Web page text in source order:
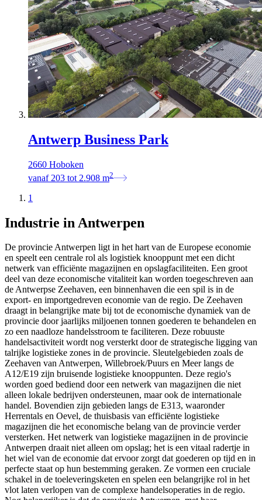
Antwerp Business Park
2660 Hoboken
vanaf 203 tot 2.908 m2
1
Industrie in Antwerpen
De provincie Antwerpen ligt in het hart van de Europese economie
en speelt een centrale rol als logistiek knooppunt met een dicht
netwerk van efficiënte magazijnen en opslagfaciliteiten. Een groot
deel van deze economische vitaliteit kan worden toegeschreven aan
de Antwerpse Zeehaven, een binnenhaven die een spil is in de
export- en importgedreven economie van de regio. De Zeehaven
draagt in belangrijke mate bij tot de economische dynamiek van de
provincie door jaarlijks miljoenen tonnen goederen te behandelen en
zo een naadloze handelsstroom te faciliteren. Deze robuuste
handelsactiviteit wordt nog versterkt door de strategische ligging van
talrijke logistieke zones in de provincie. Sleutelgebieden zoals de
Zeehaven van Antwerpen, Willebroek/Puurs en Meer langs de
A12/E19 zijn bruisende logistieke knooppunten. Deze regio's
worden goed bediend door een netwerk van magazijnen die niet
alleen lokale bedrijven ondersteunen, maar ook de internationale
handel. Bovendien zijn gebieden langs de E313, waaronder
Herrentals en Oevel, de thuisbasis van efficiënte logistieke
magazijnen die het economische belang van de provincie verder
versterken. Het netwerk van logistieke magazijnen in de provincie
Antwerpen draait niet alleen om opslag; het is een vitaal radertje in
het wiel van de economie dat ervoor zorgt dat goederen op tijd en in
perfecte staat op hun bestemming geraken. Ze vormen een cruciale
schakel in de toeleveringsketen en spelen een belangrijke rol in het
vlot laten verlopen van de complexe handelsoperaties in de regio.